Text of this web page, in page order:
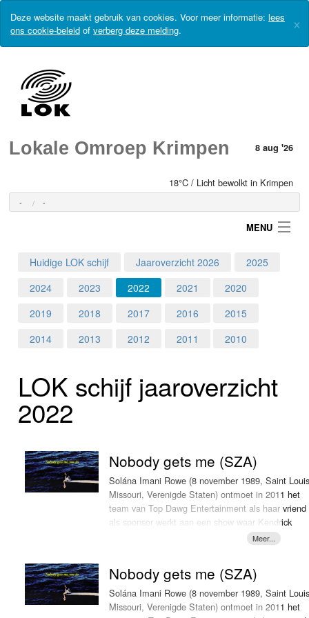
Deze website maakt gebruik van cookies. Voor meer informatie: lees
ons cookie-beleid of verberg deze melding. ×
Lokale Omroep Krimpen 8 aug '26
18°C / Licht bewolkt in Krimpen
- -
MENU
Home
Programma's
Nieuws
Foto's
Webcam
Huidige LOK schijf Jaaroverzicht 2026
2025
2024
2023 2022 2021
2020
2019
2018 2017 2016
2015
2014
2013 2012 2011 2010
LOK schijf jaar­over­zicht
2022
Nobody gets me (SZA)
Solána Imani Rowe (8 november 1989, Saint
Missouri, Verenigde Staten) ontmoet in 2011 het
team van Top Dawg Entertainment als haar vriend
als sponsor werkt aan een show waar Kendrick
Lamar een optreden verzorgt. Op dat moment
2012 haar eerste ep 'See.Sza.Run' uit die een half
jaar later een vervolg krijgt met 'S'. Niet veel later
krijgt ze een contract bij Top Dawg Entertainment.
Nobody gets me (SZA)
Solána Imani Rowe (8 november 1989, Saint
Missouri, Verenigde Staten) ontmoet in 2011 het